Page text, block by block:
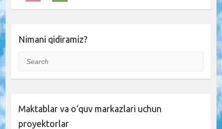
Nimani qidiramiz?
Search
Maktablar va o‘quv markazlari uchun
proyektorlar